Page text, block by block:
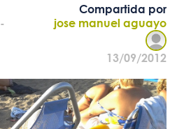
-
Compartida por
jose manuel aguayo
13/09/2012